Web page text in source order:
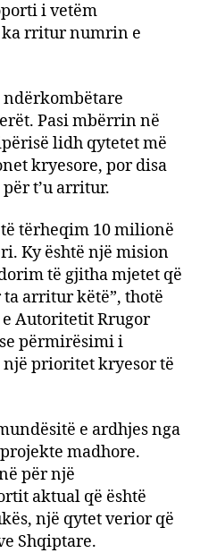
i vetëm
rritur numrin e
Pasi mbërrin në
lidh qytetet më
kryesore, por disa
t’u arritur.
tërheqim 10 milionë
Ky është një mision
të gjitha mjetet që
arritur këtë”, thotë
e Autoritetit Rrugor
përmirësimi i
prioritet kryesor të
e ardhjes nga
madhore.
për një
aktual që është
një qytet verior që
Shqiptare.